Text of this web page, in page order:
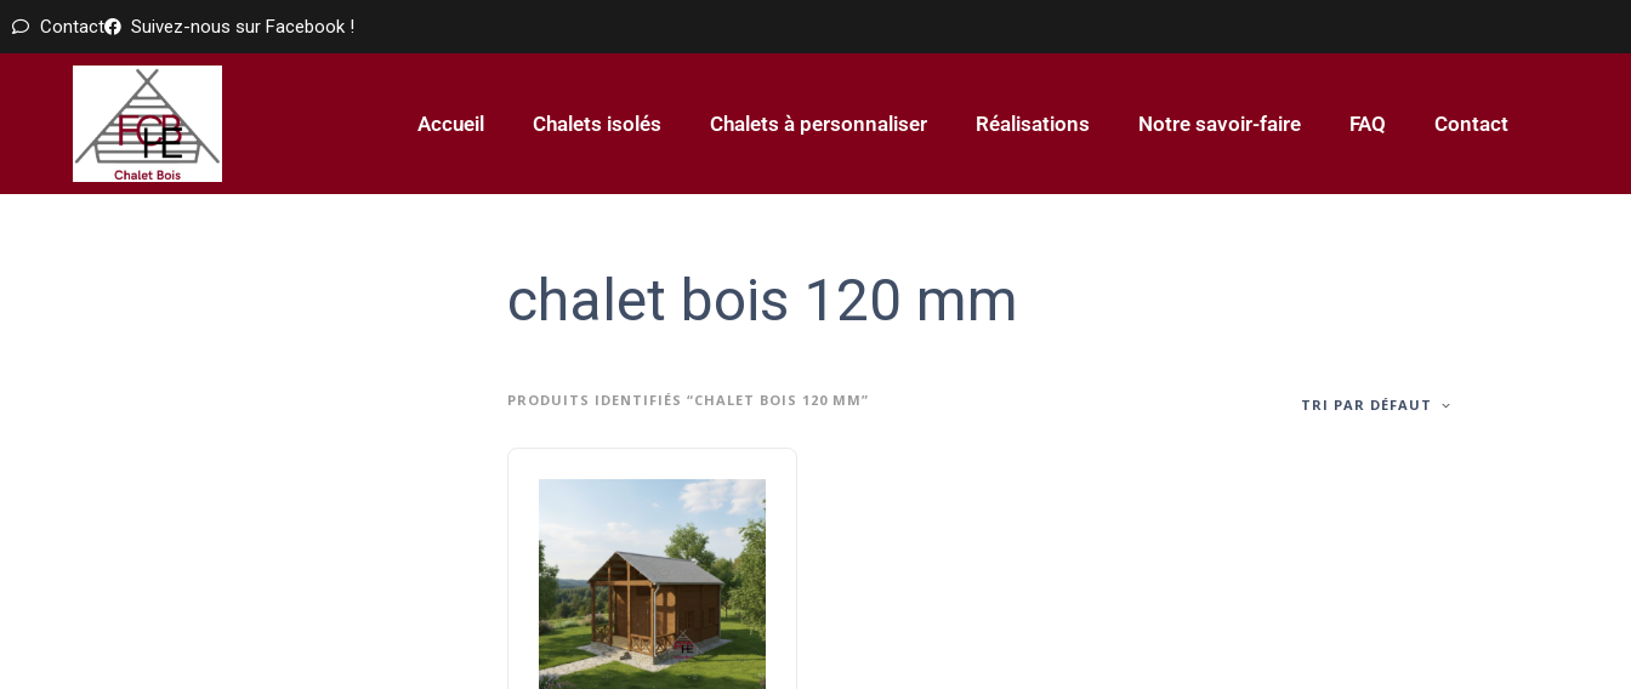
Contact Suivez-nous sur Facebook !
Accueil Chalets isolés Chalets à personnaliser Réalisations Notre savoir-faire FAQ Contact
chalet bois 120 mm
PRODUITS IDENTIFIÉS “CHALET BOIS 120 MM” TRI PAR DÉFAUT